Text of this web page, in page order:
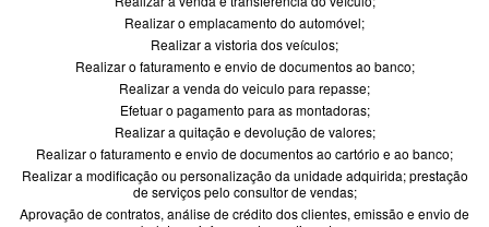
Realizar o emplacamento do automóvel;
Realizar a vistoria dos veículos;
Realizar o faturamento e envio de documentos ao banco;
Realizar a venda do veiculo para repasse;
Efetuar o pagamento para as montadoras;
Realizar a quitação e devolução de valores;
Realizar o faturamento e envio de documentos ao cartório e ao banco;
Realizar a modificação ou personalização da unidade adquirida; prestação
de serviços pelo consultor de vendas;
Aprovação de contratos, análise de crédito dos clientes, emissão e envio de